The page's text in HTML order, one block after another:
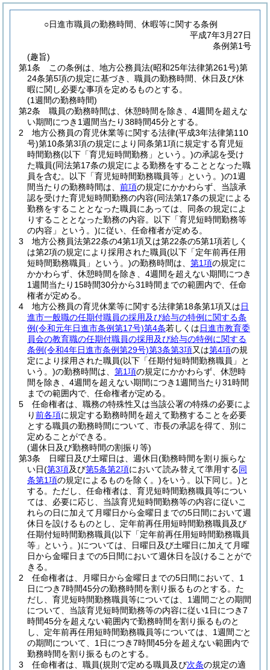
○日進市職員の勤務時間、休暇等に関する条例
平成7年3月27日
条例第1号
(趣旨)
第1条
この条例は、地方公務員法(昭和25年法律第261号)第
24条第5項の規定に基づき、職員の勤務時間、休日及び休
暇に関し必要な事項を定めるものとする。
(1週間の勤務時間)
第2条
職員の勤務時間は、休憩時間を除き、4週間を超えな
い期間につき1週間当たり38時間45分とする。
2
地方公務員の育児休業等に関する法律(平成3年法律第110
号)第10条第3項の規定により同条第1項に規定する育児短
時間勤務(以下「育児短時間勤務」という。)の承認を受け
た職員(同法第17条の規定による勤務をすることとなった職
員を含む。以下「育児短時間勤務職員等」という。)の1週
間当たりの勤務時間は、 前項の規定にかかわらず、当該承
認を受けた育児短時間勤務の内容(同法第17条の規定による
勤務をすることとなった職員にあっては、同条の規定によ
りすることとなった勤務の内容。以下「育児短時間勤務等
の内容」という。)に従い、任命権者が定める。
3
地方公務員法第22条の4第1項又は第22条の5第1項若しく
は第2項の規定により採用された職員(以下「定年前再任用
短時間勤務職員」という。)の勤務時間は、 第1項の規定に
かかわらず、休憩時間を除き、4週間を超えない期間につき
1週間当たり15時間30分から31時間までの範囲内で、任命
権者が定める。
4
地方公務員の育児休業等に関する法律第18条第1項又は日
進市一般職の任期付職員の採用及び給与の特例に関する条
例(令和元年日進市条例第17号)第4条若しくは日進市教育委
員会の教育職の任期付職員の採用及び給与の特例に関する
条例(令和4年日進市条例第29号)第3条第3項又は第4項の規
定により採用された職員(以下「任期付短時間勤務職員」と
いう。)の勤務時間は、 第1項の規定にかかわらず、休憩時
間を除き、4週間を超えない期間につき1週間当たり31時間
までの範囲内で、任命権者が定める。
5
任命権者は、職務の特殊性又は当該公署の特殊の必要によ
り前各項に規定する勤務時間を超えて勤務することを必要
とする職員の勤務時間について、市長の承認を得て、別に
定めることができる。
(週休日及び勤務時間の割振り等)
第3条
日曜日及び土曜日は、週休日(勤務時間を割り振らな
い日(第3項及び第5条第2項において読み替えて準用する同
条第1項の規定によるものを除く。)をいう。以下同じ。)と
する。 ただし、任命権者は、育児短時間勤務職員等につい
ては、必要に応じ、当該育児短時間勤務等の内容に従いこ
れらの日に加えて月曜日から金曜日までの5日間において週
休日を設けるものとし、定年前再任用短時間勤務職員及び
任期付短時間勤務職員(以下「定年前再任用短時間勤務職員
等」という。)については、日曜日及び土曜日に加えて月曜
日から金曜日までの5日間において週休日を設けることがで
きる。
2
任命権者は、月曜日から金曜日までの5日間において、1
日につき7時間45分の勤務時間を割り振るものとする。 た
だし、育児短時間勤務職員等については、1週間ごとの期間
について、当該育児短時間勤務等の内容に従い1日につき7
時間45分を超えない範囲内で勤務時間を割り振るものと
し、定年前再任用短時間勤務職員等については、1週間ごと
の期間について、1日につき7時間45分を超えない範囲内で
勤務時間を割り振るものとする。
3
任命権者は、職員(規則で定める職員及び次条の規定の適